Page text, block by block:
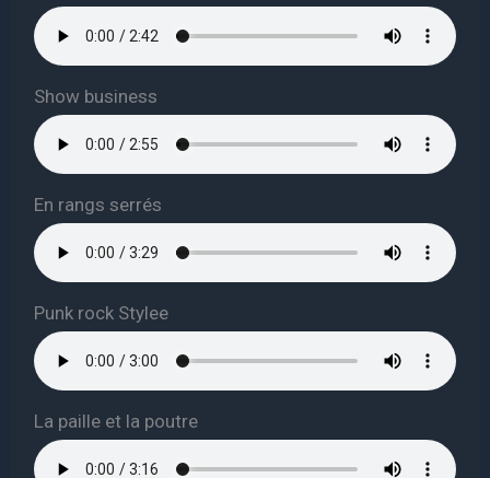
Show business
En rangs serrés
Punk rock Stylee
La paille et la poutre